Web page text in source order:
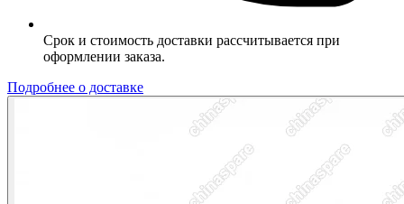
Срок и стоимость доставки рассчитывается при
оформлении заказа.
Подробнее о доставке